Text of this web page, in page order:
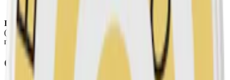
Smak:
Ingredienser:
vatten, salt, tobak, fuktighetsbevarande medel
(E1520, propan-1,2-diol), surhetsreglerande medel (E500,
natriumkarbonater) samt aromer inklusive rökarom.
Om G3 Extra Strong Slim